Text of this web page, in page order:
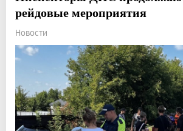
рейдовые мероприятия
Новости